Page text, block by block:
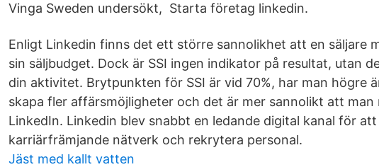
Vinga Sweden undersökt, Starta företag linkedin.
Enligt Linkedin finns det ett större sannolikhet att en säljare
sin säljbudget. Dock är SSI ingen indikator på resultat, utan
din aktivitet. Brytpunkten för SSI är vid 70%, har man högre
skapa fler affärsmöjligheter och det är mer sannolikt att man
LinkedIn. Linkedin blev snabbt en ledande digital kanal för
karriärfrämjande nätverk och rekrytera personal.
Jäst med kallt vatten